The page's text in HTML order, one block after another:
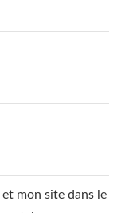
mon site dans le